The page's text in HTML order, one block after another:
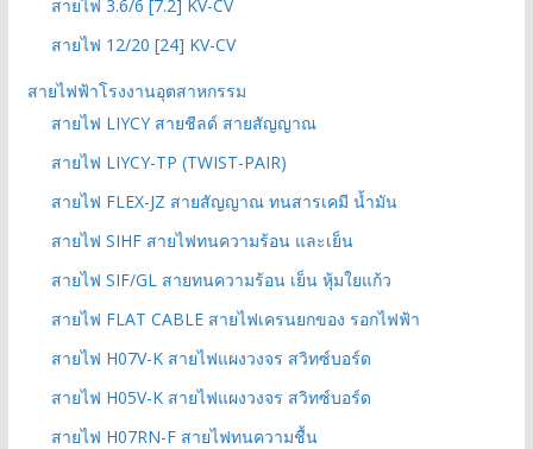
สายไฟ 3.6/6 [7.2] KV-CV
สายไฟ 12/20 [24] KV-CV
สายไฟฟ้าโรงงานอุตสาหกรรม
สายไฟ LIYCY สายชีลด์ สายสัญญาณ
สายไฟ LIYCY-TP (TWIST-PAIR)
สายไฟ FLEX-JZ สายสัญญาณ ทนสารเคมี น้ำมัน
สายไฟ SIHF สายไฟทนความร้อน และเย็น
สายไฟ SIF/GL สายทนความร้อน เย็น หุ้มใยแก้ว
สายไฟ FLAT CABLE สายไฟเครนยกของ รอกไฟฟ้า
สายไฟ H07V-K สายไฟแผงวงจร สวิทซ์บอร์ด
สายไฟ H05V-K สายไฟแผงวงจร สวิทซ์บอร์ด
สายไฟ H07RN-F สายไฟทนความชื้น